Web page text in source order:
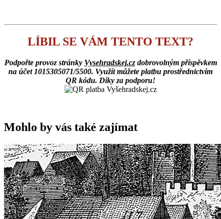
LÍBIL SE VÁM TENTO TEXT?
Podpořte provoz stránky Vysehradskej.czdobrovolným příspěvkem
na účet 1015305071/5500. Využít můžete platbu prostřednictvím
QR kódu. Díky za podporu!
Mohlo by vás také zajímat